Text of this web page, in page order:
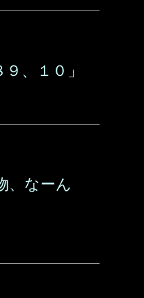
、１０」
、なーん